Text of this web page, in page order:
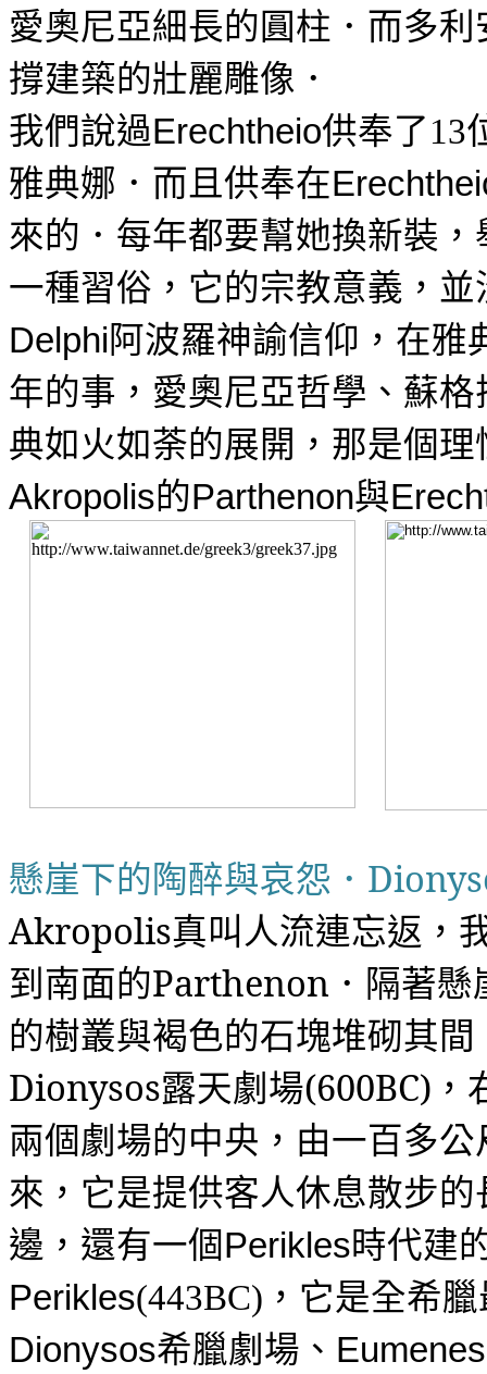
愛奧尼亞細長的圓柱．而多
撐建築的壯麗雕像．
我們說過Erechtheio供奉了13
雅典娜．而且供奉在
來的．每年都要幫她換新裝
一種習俗，它的宗教意義，
Delphi阿波羅神諭信仰，在雅
年的事，愛奧尼亞哲學、蘇
典如火如荼的展開，那是個理
Akropolis的Parthenon與
懸崖下的陶醉與哀怨．
Akropolis真叫人流連忘返，
到南面的Parthenon ．隔著
的樹叢與褐色的石塊堆砌其
Dionysos露天劇場(600BC)
兩個劇場的中央，由一百多
來，它是提供客人休息散步的
邊，還有一個Perikles時代建
Perikles(443BC) ，它是全希
Dionysos希臘劇場、